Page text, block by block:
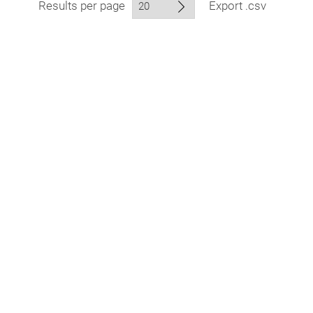
Results per page Export .csv